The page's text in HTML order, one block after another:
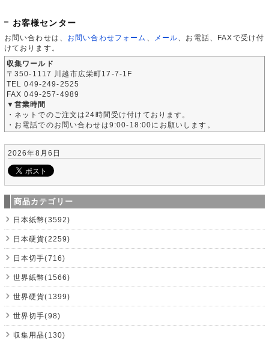
お客様センター
お問い合わせは、 お問い合わせフォーム メール 、お電話、FAXで受け付
けております。
収集ワールド
〒350-1117 川越市広栄町17-7-1F
TEL 049-249-2525
FAX 049-257-4989
▼営業時間
・ネットでのご注文は24時間受け付けております。
・お電話でのお問い合わせは9:00-18:00にお願いします。
2026年8月6日
商品カテゴリー
日本紙幣(3592)
日本硬貨(2259)
日本切手(716)
世界紙幣(1566)
世界硬貨(1399)
世界切手(98)
収集用品(130)